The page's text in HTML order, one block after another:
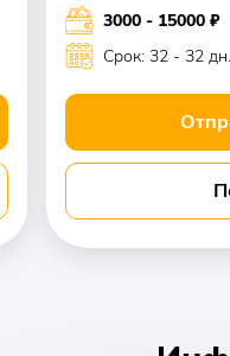
3000 - 15000 ₽
Срок: 32 - 32 дн.